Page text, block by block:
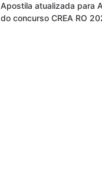
Apostila atualizada para
do concurso CREA RO